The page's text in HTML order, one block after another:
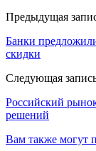
Предыдущая
Банки
скидки
Следующая
Российский
решений
Вам также могут